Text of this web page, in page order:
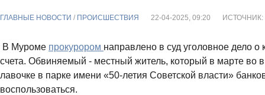
ГЛАВНЫЕ НОВОСТИ / ПРОИСШЕСТВИЯ 22-04-2025, 09:20 ИСТОЧНИК:
В Муроме прокурором направлено в суд уголовное дело о
счета. Обвиняемый - местный житель, который в марте во
лавочке в парке имени «50-летия Советской власти»
воспользоваться.